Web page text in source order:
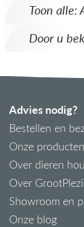
Toon alle:
Door u
Advies nodig?
Bestellen en
Onze producten
Over dieren
Over
Showroom en
Onze blog